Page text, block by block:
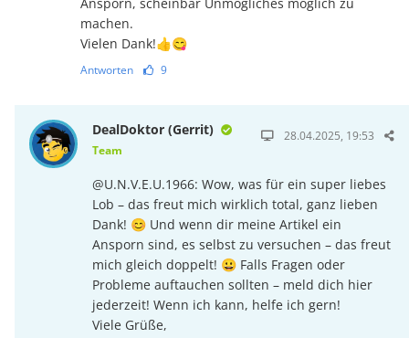
machen.
Vielen Dank!👍😋
Antworten 9
DealDoktor (Gerrit)
Team
28.04.2025, 19:53
@U.N.V.E.U.1966: Wow, was für ein super liebes
Lob – das freut mich wirklich total, ganz lieben
Dank! 😊 Und wenn dir meine Artikel ein
Ansporn sind, es selbst zu versuchen – das freut
mich gleich doppelt! 😀 Falls Fragen oder
Probleme auftauchen sollten – meld dich hier
jederzeit! Wenn ich kann, helfe ich gern!
Viele Grüße,